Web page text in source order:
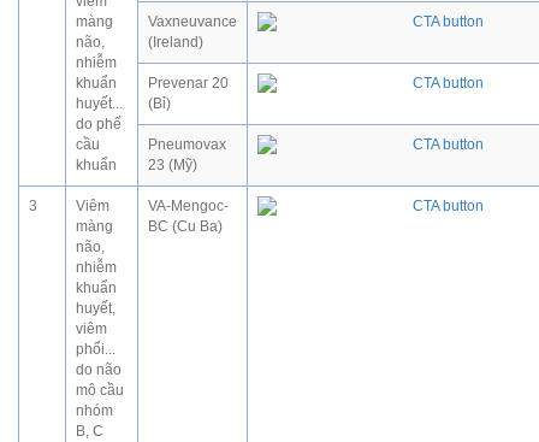
màng
não,
nhiễm
khuẩn
huyết...
do phế
cầu
khuẩn
Vaxneuvance
(Ireland)
Prevenar 20
(Bỉ)
Pneumovax
23 (Mỹ)
3
Viêm
màng
não,
nhiễm
khuẩn
huyết,
viêm
phổi...
do não
mô cầu
nhóm
B, C
VA-Mengoc-
BC (Cu Ba)